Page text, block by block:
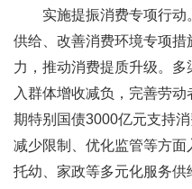
实施提振消费专项行动
供给、改善消费环境专项
力，推动消费提质升级。
入群体增收减负，完善劳
期特别国债3000亿元支持
减少限制、优化监管等方面
托幼、家政等多元化服务